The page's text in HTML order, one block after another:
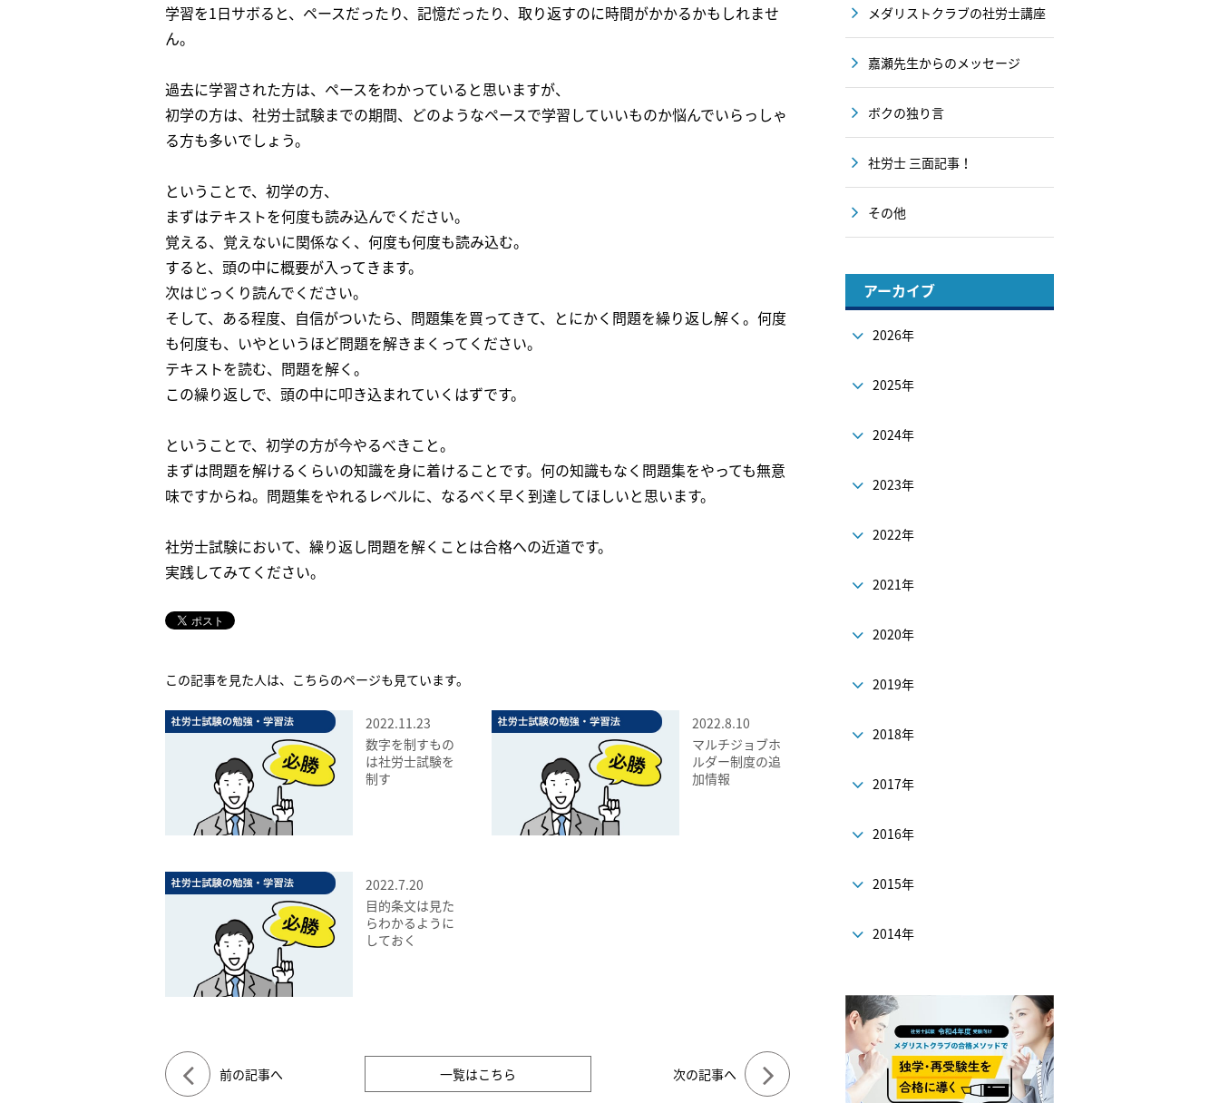
学習を1日サボると、ペースだったり、記憶だったり、取り返すのに時間がかかるかもしれませ
ん。
過去に学習された方は、ペースをわかっていると思いますが、
初学の方は、社労士試験までの期間、どのようなペースで学習していいものか悩んでいらっしゃ
る方も多いでしょう。
ということで、初学の方、
まずはテキストを何度も読み込んでください。
覚える、覚えないに関係なく、何度も何度も読み込む。
すると、頭の中に概要が入ってきます。
次はじっくり読んでください。
そして、ある程度、自信がついたら、問題集を買ってきて、とにかく問題を繰り返し解く。何度
も何度も、いやというほど問題を解きまくってください。
テキストを読む、問題を解く。
この繰り返しで、頭の中に叩き込まれていくはずです。
ということで、初学の方が今やるべきこと。
まずは問題を解けるくらいの知識を身に着けることです。何の知識もなく問題集をやっても無意
味ですからね。問題集をやれるレベルに、なるべく早く到達してほしいと思います。
社労士試験において、繰り返し問題を解くことは合格への近道です。
実践してみてください。
この記事を見た人は、こちらのページも見ています。
2022.11.23
数字を制すもの
は社労士試験を
制す
2022.8.10
マルチジョブホ
ルダー制度の追
加情報
2022.7.20
目的条文は見た
らわかるように
しておく
前の記事へ 一覧はこちら 次の記事へ
メダリストクラブの社労士講座
嘉瀬先生からのメッセージ
ボクの独り言
社労士 三面記事！
その他
アーカイブ
2026年
2025年
2024年
2023年
2022年
2021年
2020年
2019年
2018年
2017年
2016年
2015年
2014年